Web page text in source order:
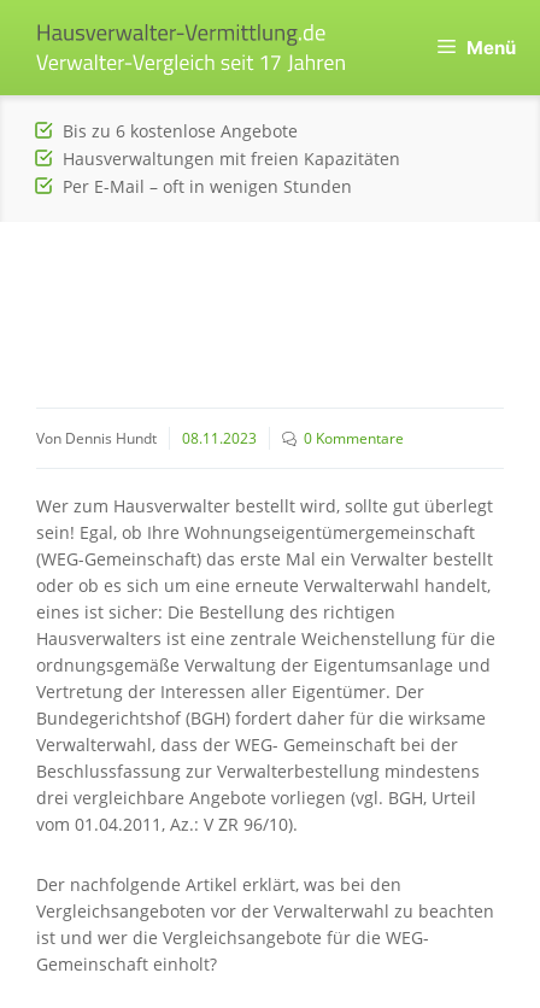
Inhalt
springen
Menü
Bis zu 6 kostenlose Angebote
Hausverwaltungen mit freien Kapazitäten
Per E-Mail – oft in wenigen Stunden
Von Dennis Hundt 08.11.2023 0 Kommentare
Wer zum Hausverwalter bestellt wird, sollte gut überlegt
sein! Egal, ob Ihre Wohnungseigentümergemeinschaft
(WEG-Gemeinschaft) das erste Mal ein Verwalter bestellt
oder ob es sich um eine erneute Verwalterwahl handelt,
eines ist sicher: Die Bestellung des richtigen
Hausverwalters ist eine zentrale Weichenstellung für die
ordnungsgemäße Verwaltung der Eigentumsanlage und
Vertretung der Interessen aller Eigentümer. Der
Bundegerichtshof (BGH) fordert daher für die wirksame
Verwalterwahl, dass der WEG- Gemeinschaft bei der
Beschlussfassung zur Verwalterbestellung mindestens
drei vergleichbare Angebote vorliegen (vgl. BGH, Urteil
vom 01.04.2011, Az.: V ZR 96/10).
Der nachfolgende Artikel erklärt, was bei den
Vergleichsangeboten vor der Verwalterwahl zu beachten
ist und wer die Vergleichsangebote für die WEG-
Gemeinschaft einholt?